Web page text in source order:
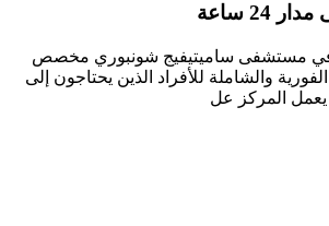
ساعة
في مستشفى ساميتيفيج شونبوري مخصص
والشاملة للأفراد الذين يحتاجون إلى
المركز عل